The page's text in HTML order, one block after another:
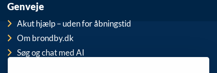
Genveje
Akut hjælp – uden for åbningstid
Om brondby.dk
Søg og chat med AI